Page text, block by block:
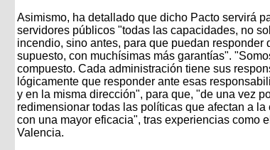
Asimismo, ha detallado que dicho Pacto servirá
servidores públicos "todas las capacidades, no
incendio, sino antes, para que puedan responder
supuesto, con muchísimas más garantías".
compuesto. Cada administración tiene sus
lógicamente que responder ante esas
y en la misma dirección", para que, "de una vez
redimensionar todas las políticas que afectan a
con una mayor eficacia", tras experiencias como
Valencia.